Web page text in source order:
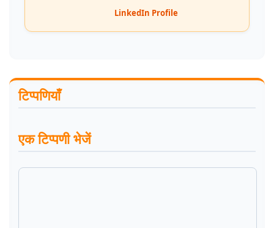
LinkedIn Profile
टिप्पणियाँ
एक टिप्पणी भेजें